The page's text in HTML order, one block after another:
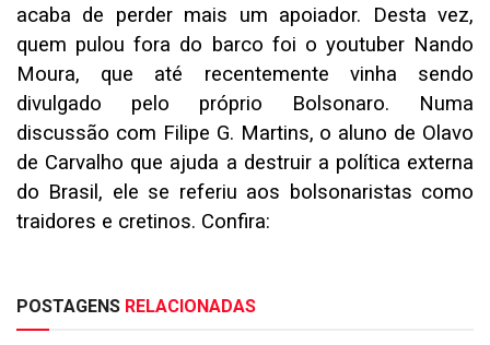
acaba de perder mais um apoiador. Desta vez,
quem pulou fora do barco foi o youtuber Nando
Moura, que até recentemente vinha sendo
divulgado pelo próprio Bolsonaro. Numa
discussão com Filipe G. Martins, o aluno de Olavo
de Carvalho que ajuda a destruir a política externa
do Brasil, ele se referiu aos bolsonaristas como
traidores e cretinos. Confira:
POSTAGENS RELACIONADAS